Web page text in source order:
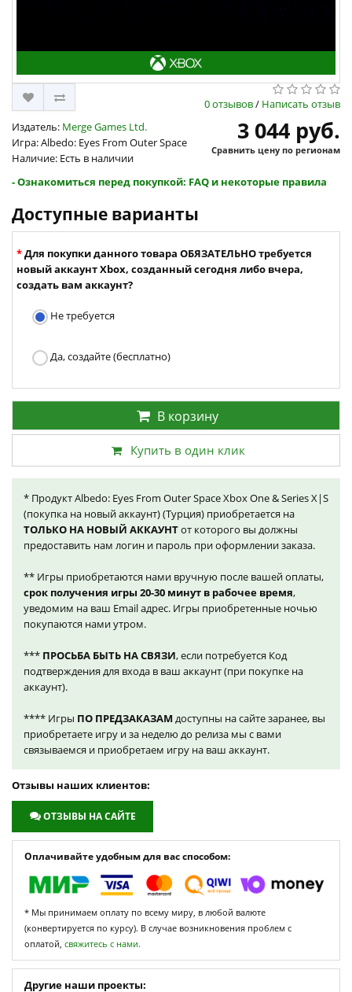
0 отзывов/ Написать отзыв
Издатель: Merge Games Ltd.
Игра: Albedo: Eyes From Outer Space
Наличие: Есть в наличии
3 044 руб.
Сравнить цену по регионам
- Ознакомиться перед покупкой: FAQ и некоторые правила
Доступные варианты
Для покупки данного товара ОБЯЗАТЕЛЬНО требуется
новый аккаунт Xbox, созданный сегодня либо вчера,
создать вам аккаунт?
Не требуется
Да, создайте (бесплатно)
В корзину
Купить в один клик
* Продукт Albedo: Eyes From Outer Space Xbox One & Series X|S
(покупка на новый аккаунт) (Турция) приобретается на
ТОЛЬКО НА НОВЫЙ АККАУНТот которого вы должны
предоставить нам логин и пароль при оформлении заказа.
** Игры приобретаются нами вручную после вашей оплаты,
срок получения игры 20-30 минут в рабочее время,
уведомим на ваш Email адрес. Игры приобретенные ночью
покупаются нами утром.
*** ПРОСЬБА БЫТЬ НА СВЯЗИ, если потребуется Код
подтверждения для входа в ваш аккаунт (при покупке на
аккаунт).
**** Игры ПО ПРЕДЗАКАЗАМ доступны на сайте заранее, вы
приобретаете игру и за неделю до релиза мы с вами
связываемся и приобретаем игру на ваш аккаунт.
Отзывы наших клиентов:
ОТЗЫВЫ НА САЙТЕ
Оплачивайте удобным для вас способом:
* Мы принимаем оплату по всему миру, в любой валюте
(конвертируется по курсу). В случае возникновения проблем с
оплатой, свяжитесь с нами.
Другие наши проекты: